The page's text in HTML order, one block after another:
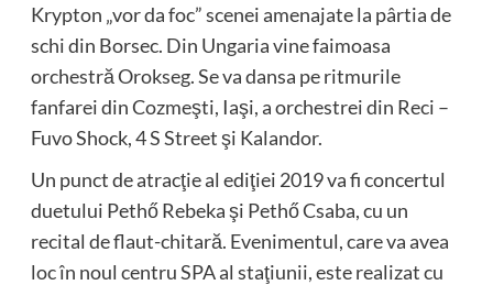
Krypton „vor da foc” scenei amenajate la pârtia de
schi din Borsec. Din Ungaria vine faimoasa
orchestră Orokseg. Se va dansa pe ritmurile
fanfarei din Cozmeşti, Iaşi, a orchestrei din Reci –
Fuvo Shock, 4 S Street şi Kalandor.
Un punct de atracţie al ediţiei 2019 va fi concertul
duetului Pethő Rebeka şi Pethő Csaba, cu un
recital de flaut-chitară. Evenimentul, care va avea
loc în noul centru SPA al staţiunii, este realizat cu